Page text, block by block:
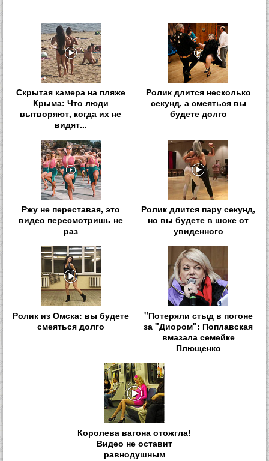
Скрытая камера на пляже
Крыма: Что люди
вытворяют, когда их не
видят...
Ролик длится несколько
секунд, а смеяться вы
будете долго
Ржу не переставая, это
видео пересмотришь не
раз
Ролик длится пару секунд,
но вы будете в шоке от
увиденного
Ролик из Омска: вы будете
смеяться долго
"Потеряли стыд в погоне
за "Диором": Поплавская
вмазала семейке
Плющенко
Королева вагона отожгла!
Видео не оставит
равнодушным